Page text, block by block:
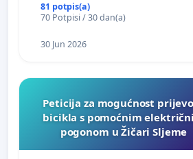
81 potpis(a)
70 Potpisi / 30 dan(a)
30 Jun 2026
Peticija za mogućnost
bicikla s pomoćnim
pogonom u Žičari Sljeme